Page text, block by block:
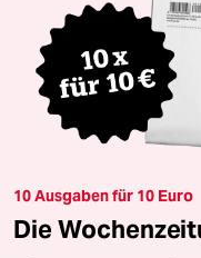
10 Ausgaben für 10 Euro
Die